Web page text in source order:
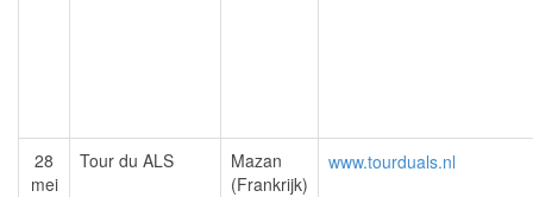
28
mei
Tour du ALS
Mazan
(Frankrijk)
www.tourduals.nl